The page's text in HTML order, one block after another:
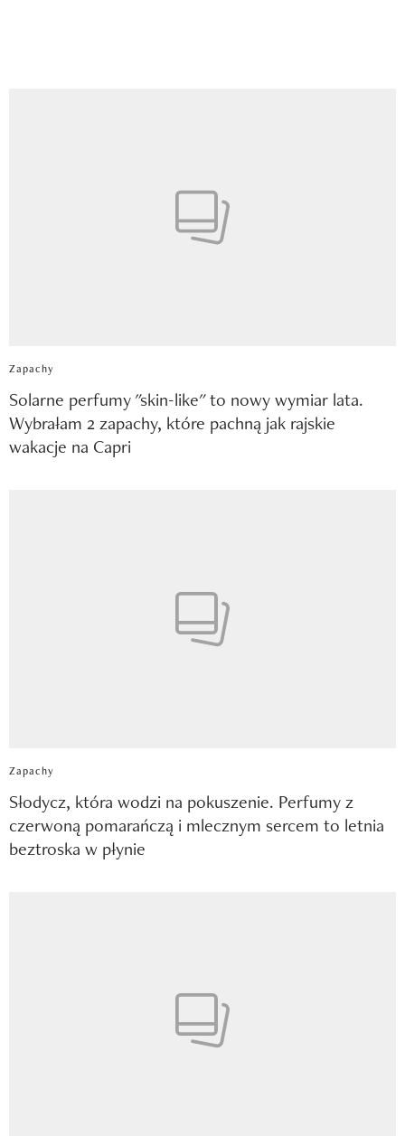
Zapachy
Solarne perfumy "skin-like" to nowy wymiar lata.
Wybrałam 2 zapachy, które pachną jak rajskie
wakacje na Capri
Zapachy
Słodycz, która wodzi na pokuszenie. Perfumy z
czerwoną pomarańczą i mlecznym sercem to letnia
beztroska w płynie